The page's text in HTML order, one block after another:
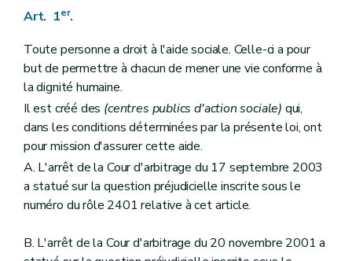
Art. 28
Art. 29
Art. 31
Art. 31bis
Art. 32
Art. 33
Art. 33bis
Art. 34
Art. 34bis
Art. 35
Art. 36
Art. 37
Art. 38
Art. 40
Chapitre III Du personnel du (centre public d'action sociale)
Art. 1er.
Toute personne a droit à l'aide sociale. Celle-ci a pour
but de permettre à chacun de mener une vie conforme à
la dignité humaine.
Il est créé des (centres publics d'action sociale) qui,
dans les conditions déterminées par la présente loi, ont
pour mission d'assurer cette aide.
A. L'arrêt de la Cour d'arbitrage du 17 septembre 2003
a statué sur la question préjudicielle inscrite sous le
numéro du rôle 2401 relative à cet article.
B. L'arrêt de la Cour d'arbitrage du 20 novembre 2001 a